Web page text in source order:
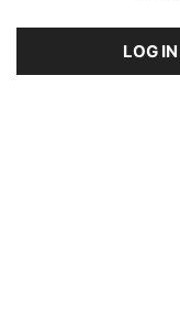
LOG